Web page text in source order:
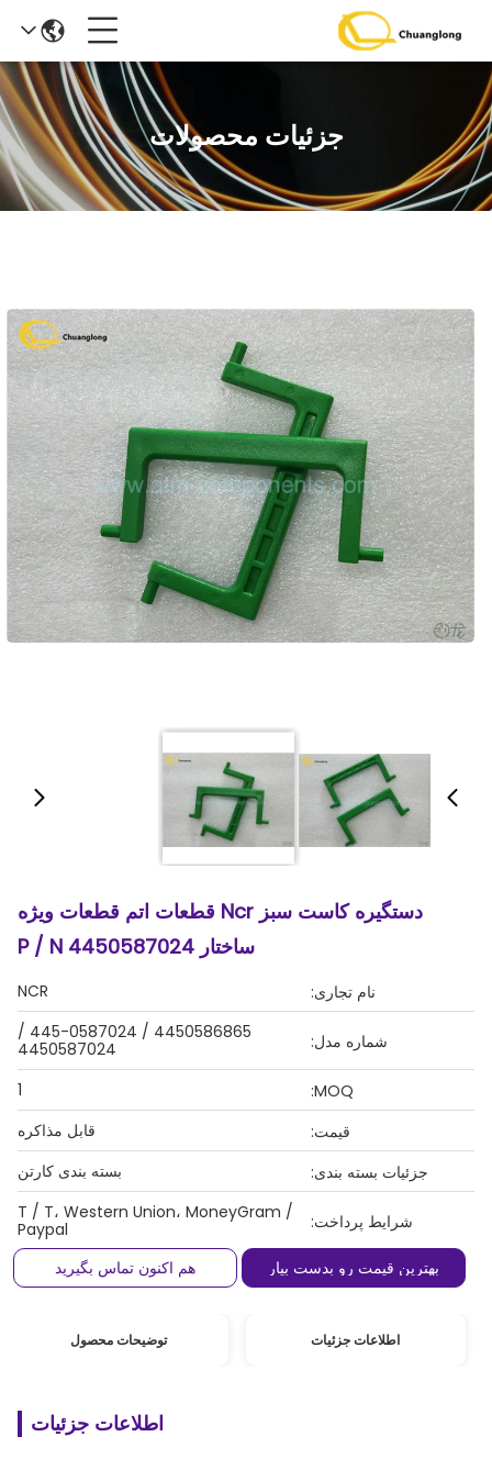
جزئیات محصولات
دستگیره کاست سبز Ncr قطعات اتم قطعات ویژه
ساختار 4450587024 P / N
نام تجاری: NCR
شماره مدل:
4450586865 / 445-0587024 /
4450587024
MOQ:
1
قیمت:
قابل مذاکره
جزئیات بسته بندی:
بسته بندی کارتن
شرایط پرداخت:
T / T، Western Union، MoneyGram /
Paypal
بهترین قیمت رو بدست بیار
هم اکنون تماس بگیرید
اطلاعات جزئیات توضیحات محصول
اطلاعات جزئیات